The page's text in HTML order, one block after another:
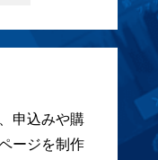
申込みや購
ージを制作